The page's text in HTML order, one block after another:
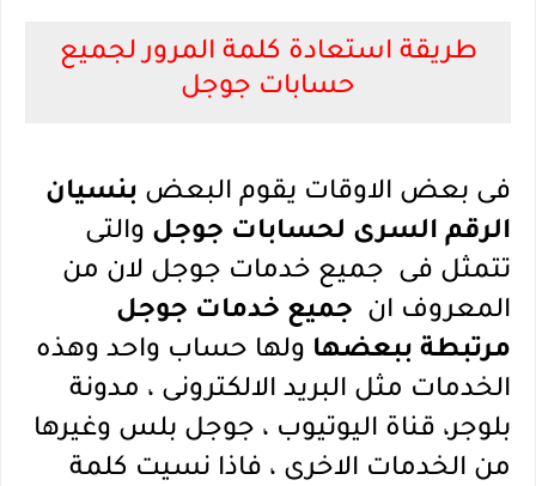
طريقة استعادة كلمة المرور لجميع
حسابات جوجل
فى بعض الاوقات يقوم البعض بنسيان
الرقم السرى لحسابات جوجل والتى
تتمثل فى جميع خدمات جوجل لان من
المعروف ان جميع خدمات جوجل
مرتبطة ببعضها ولها حساب واحد وهذه
الخدمات مثل البريد الالكترونى ، مدونة
بلوجر، قناة اليوتيوب ، جوجل بلس وغيرها
من الخدمات الاخرى ، فاذا نسيت كلمة